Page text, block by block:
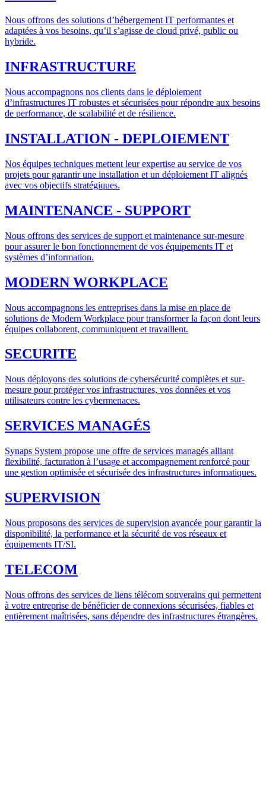
Nous offrons des solutions d’hébergement IT performantes et
adaptées à vos besoins, qu’il s’agisse de cloud privé, public ou
hybride.
INFRASTRUCTURE
Nous accompagnons nos clients dans le déploiement
d’infrastructures IT robustes et sécurisées pour répondre aux besoins
de performance, de scalabilité et de résilience.
INSTALLATION - DEPLOIEMENT
Nos équipes techniques mettent leur expertise au service de vos
projets pour garantir une installation et un déploiement IT alignés
avec vos objectifs stratégiques.
MAINTENANCE - SUPPORT
Nous offrons des services de support et maintenance sur-mesure
pour assurer le bon fonctionnement de vos équipements IT et
systèmes d’information.
MODERN WORKPLACE
Nous accompagnons les entreprises dans la mise en place de
solutions de Modern Workplace pour transformer la façon dont leurs
équipes collaborent, communiquent et travaillent.
SECURITE
Nous déployons des solutions de cybersécurité complètes et sur-
mesure pour protéger vos infrastructures, vos données et vos
utilisateurs contre les cybermenaces.
SERVICES MANAGÉS
Synaps System propose une offre de services managés alliant
flexibilité, facturation à l’usage et accompagnement renforcé pour
une gestion optimisée et sécurisée des infrastructures informatiques.
SUPERVISION
Nous proposons des services de supervision avancée pour garantir la
disponibilité, la performance et la sécurité de vos réseaux et
équipements IT/SI.
TELECOM
Nous offrons des services de liens télécom souverains qui permettent
à votre entreprise de bénéficier de connexions sécurisées, fiables et
entièrement maîtrisées, sans dépendre des infrastructures étrangères.